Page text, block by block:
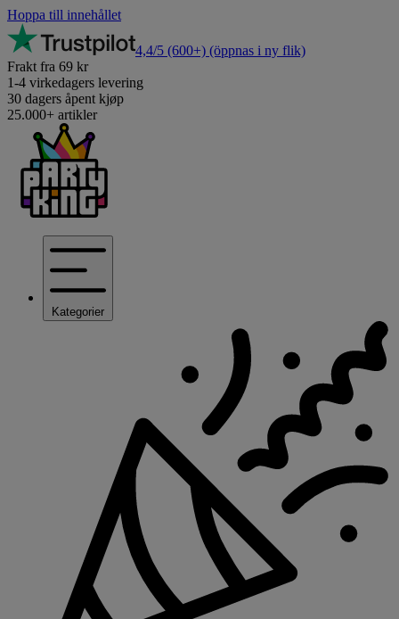
Hoppa till innehållet
4,4/5 (600+) (öppnas i ny flik)
Frakt fra 69 kr
1-4 virkedagers levering
30 dagers åpent kjøp
25.000+ artikler
Kategorier